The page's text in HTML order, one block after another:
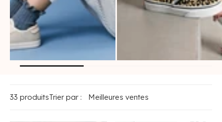
33 produitsTrier par :